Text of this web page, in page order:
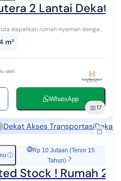
2 Lantai Dekat
dapatkan rumah nyaman dengan
Tangerang. Rumah ini
m²
oleh
WhatsApp
17
Dekat Akses TransportasiDekat
ⓘ
Rp 10 Jutaan (Tenor 15
Tahun)
Stock ! Rumah 2